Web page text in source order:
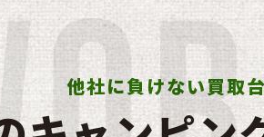
他社に負けない買取